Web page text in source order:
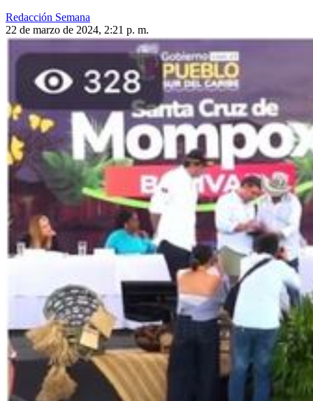
Redacción Semana
22 de marzo de 2024, 2:21 p. m.